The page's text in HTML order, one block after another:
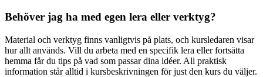
Behöver jag ha med egen lera eller verktyg?
Material och verktyg finns vanligtvis på plats, och kursledaren visar
hur allt används. Vill du arbeta med en specifik lera eller fortsätta
hemma får du tips på vad som passar dina idéer. All praktisk
information står alltid i kursbeskrivningen för just den kurs du väljer.